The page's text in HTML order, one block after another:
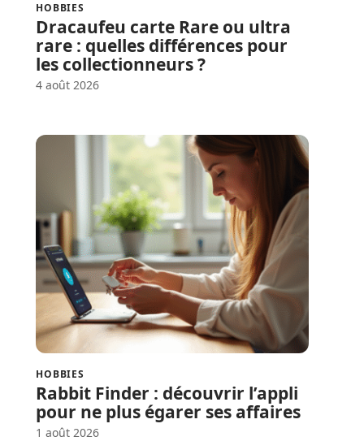
HOBBIES
Dracaufeu carte Rare ou ultra
rare : quelles différences pour
les collectionneurs ?
4 août 2026
HOBBIES
Rabbit Finder : découvrir l’appli
pour ne plus égarer ses affaires
1 août 2026